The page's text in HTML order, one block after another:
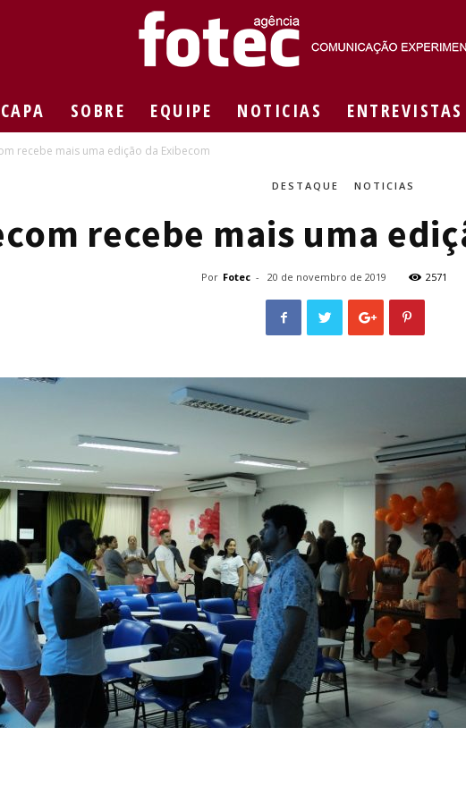
CAPA SOBRE EQUIPE NOTICIAS ENTREVISTAS
recebe mais uma edição da Exibecom
DESTAQUE NOTICIAS
recebe mais uma
Por Fotec - 20 de novembro de 2019 2571